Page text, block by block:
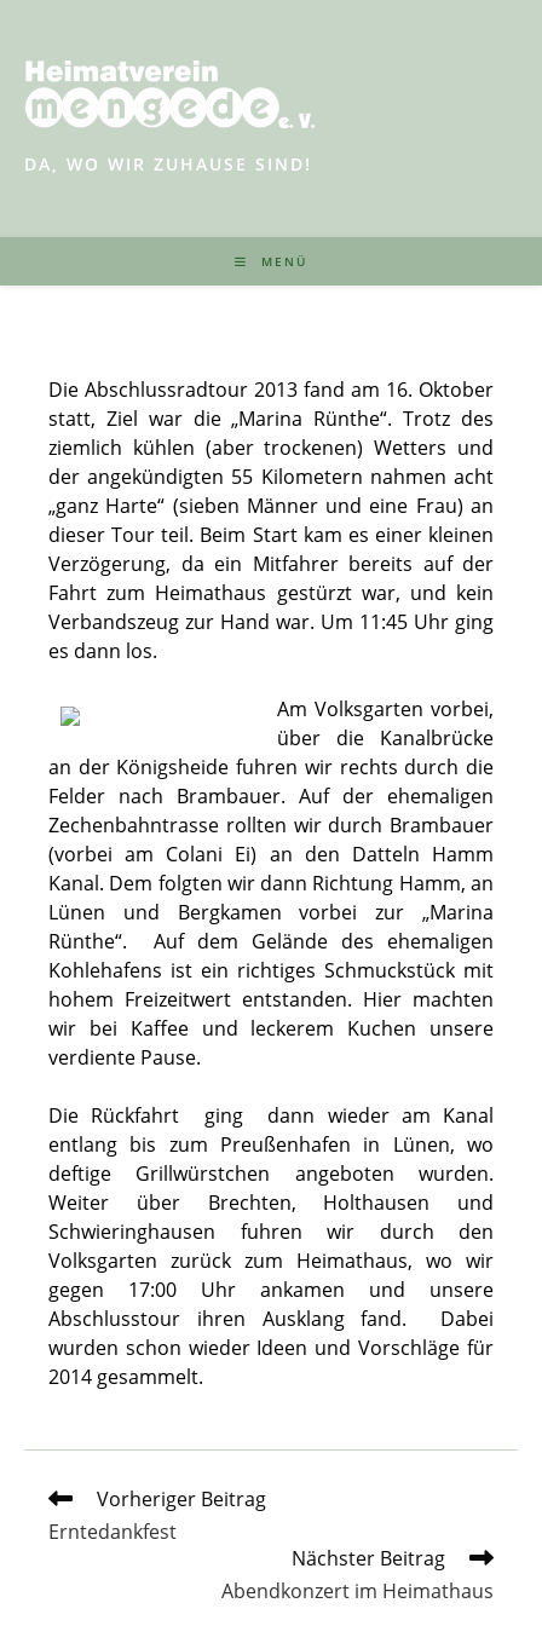
springen
DA, WO WIR ZUHAUSE SIND!
MENÜ
Die Abschlussradtour 2013 fand am 16. Oktober
statt, Ziel war die „Marina Rünthe“. Trotz des
ziemlich kühlen (aber trockenen) Wetters und
der angekündigten 55 Kilometern nahmen acht
„ganz Harte“ (sieben Männer und eine Frau) an
dieser Tour teil. Beim Start kam es einer kleinen
Verzögerung, da ein Mitfahrer bereits auf der
Fahrt zum Heimathaus gestürzt war, und kein
Verbandszeug zur Hand war. Um 11:45 Uhr ging
es dann los.
Am Volksgarten vorbei,
über die Kanalbrücke
an der Königsheide fuhren wir rechts durch die
Felder nach Brambauer. Auf der ehemaligen
Zechenbahntrasse rollten wir durch Brambauer
(vorbei am Colani Ei) an den Datteln Hamm
Kanal. Dem folgten wir dann Richtung Hamm, an
Lünen und Bergkamen vorbei zur „Marina
Rünthe“. Auf dem Gelände des ehemaligen
Kohlehafens ist ein richtiges Schmuckstück mit
hohem Freizeitwert entstanden. Hier machten
wir bei Kaffee und leckerem Kuchen unsere
verdiente Pause.
Die Rückfahrt ging dann wieder am Kanal
entlang bis zum Preußenhafen in Lünen, wo
deftige Grillwürstchen angeboten wurden.
Weiter über Brechten, Holthausen und
Schwieringhausen fuhren wir durch den
Volksgarten zurück zum Heimathaus, wo wir
gegen 17:00 Uhr ankamen und unsere
Abschlusstour ihren Ausklang fand. Dabei
wurden schon wieder Ideen und Vorschläge für
2014 gesammelt.
Weitere
Artikel
ansehen
Vorheriger Beitrag
Erntedankfest
Nächster Beitrag
Abendkonzert im Heimathaus